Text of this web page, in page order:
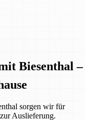
Biesenthal –
sorgen wir für
Auslieferung.